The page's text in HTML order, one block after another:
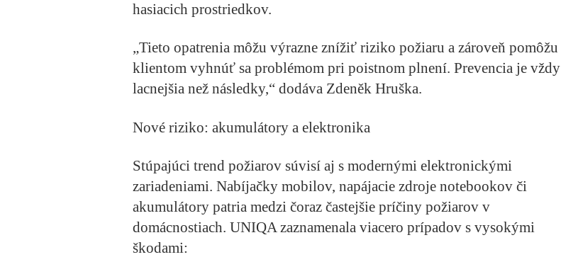
hasiacich prostriedkov.
„Tieto opatrenia môžu výrazne znížiť riziko požiaru a zároveň pomôžu
klientom vyhnúť sa problémom pri poistnom plnení. Prevencia je vždy
lacnejšia než následky,“ dodáva Zdeněk Hruška.
Nové riziko: akumulátory a elektronika
Stúpajúci trend požiarov súvisí aj s modernými elektronickými
zariadeniami. Nabíjačky mobilov, napájacie zdroje notebookov či
akumulátory patria medzi čoraz častejšie príčiny požiarov v
domácnostiach. UNIQA zaznamenala viacero prípadov s vysokými
škodami: